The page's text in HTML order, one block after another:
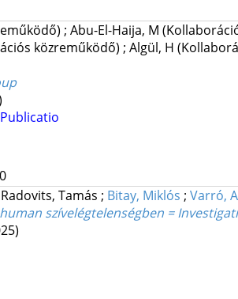
; Abu-El-Haija, M
közreműködő) ; Algül, H
Publicatio
Radovits, Tamás ; Bitay, Miklós ; Varró,
szívelégtelenségben =